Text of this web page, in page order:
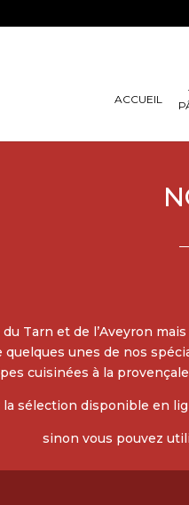
ACCUEIL
Tarn et de l’Aveyron
unes de nos
cuisinées à la
la sélection disponible en
sinon vous pouvez